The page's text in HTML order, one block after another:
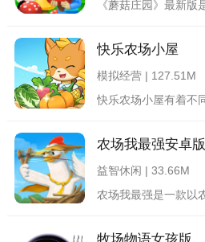
快乐农场小屋
模拟经营 | 127.51M
农场我最强安卓版
益智休闲 | 33.66M